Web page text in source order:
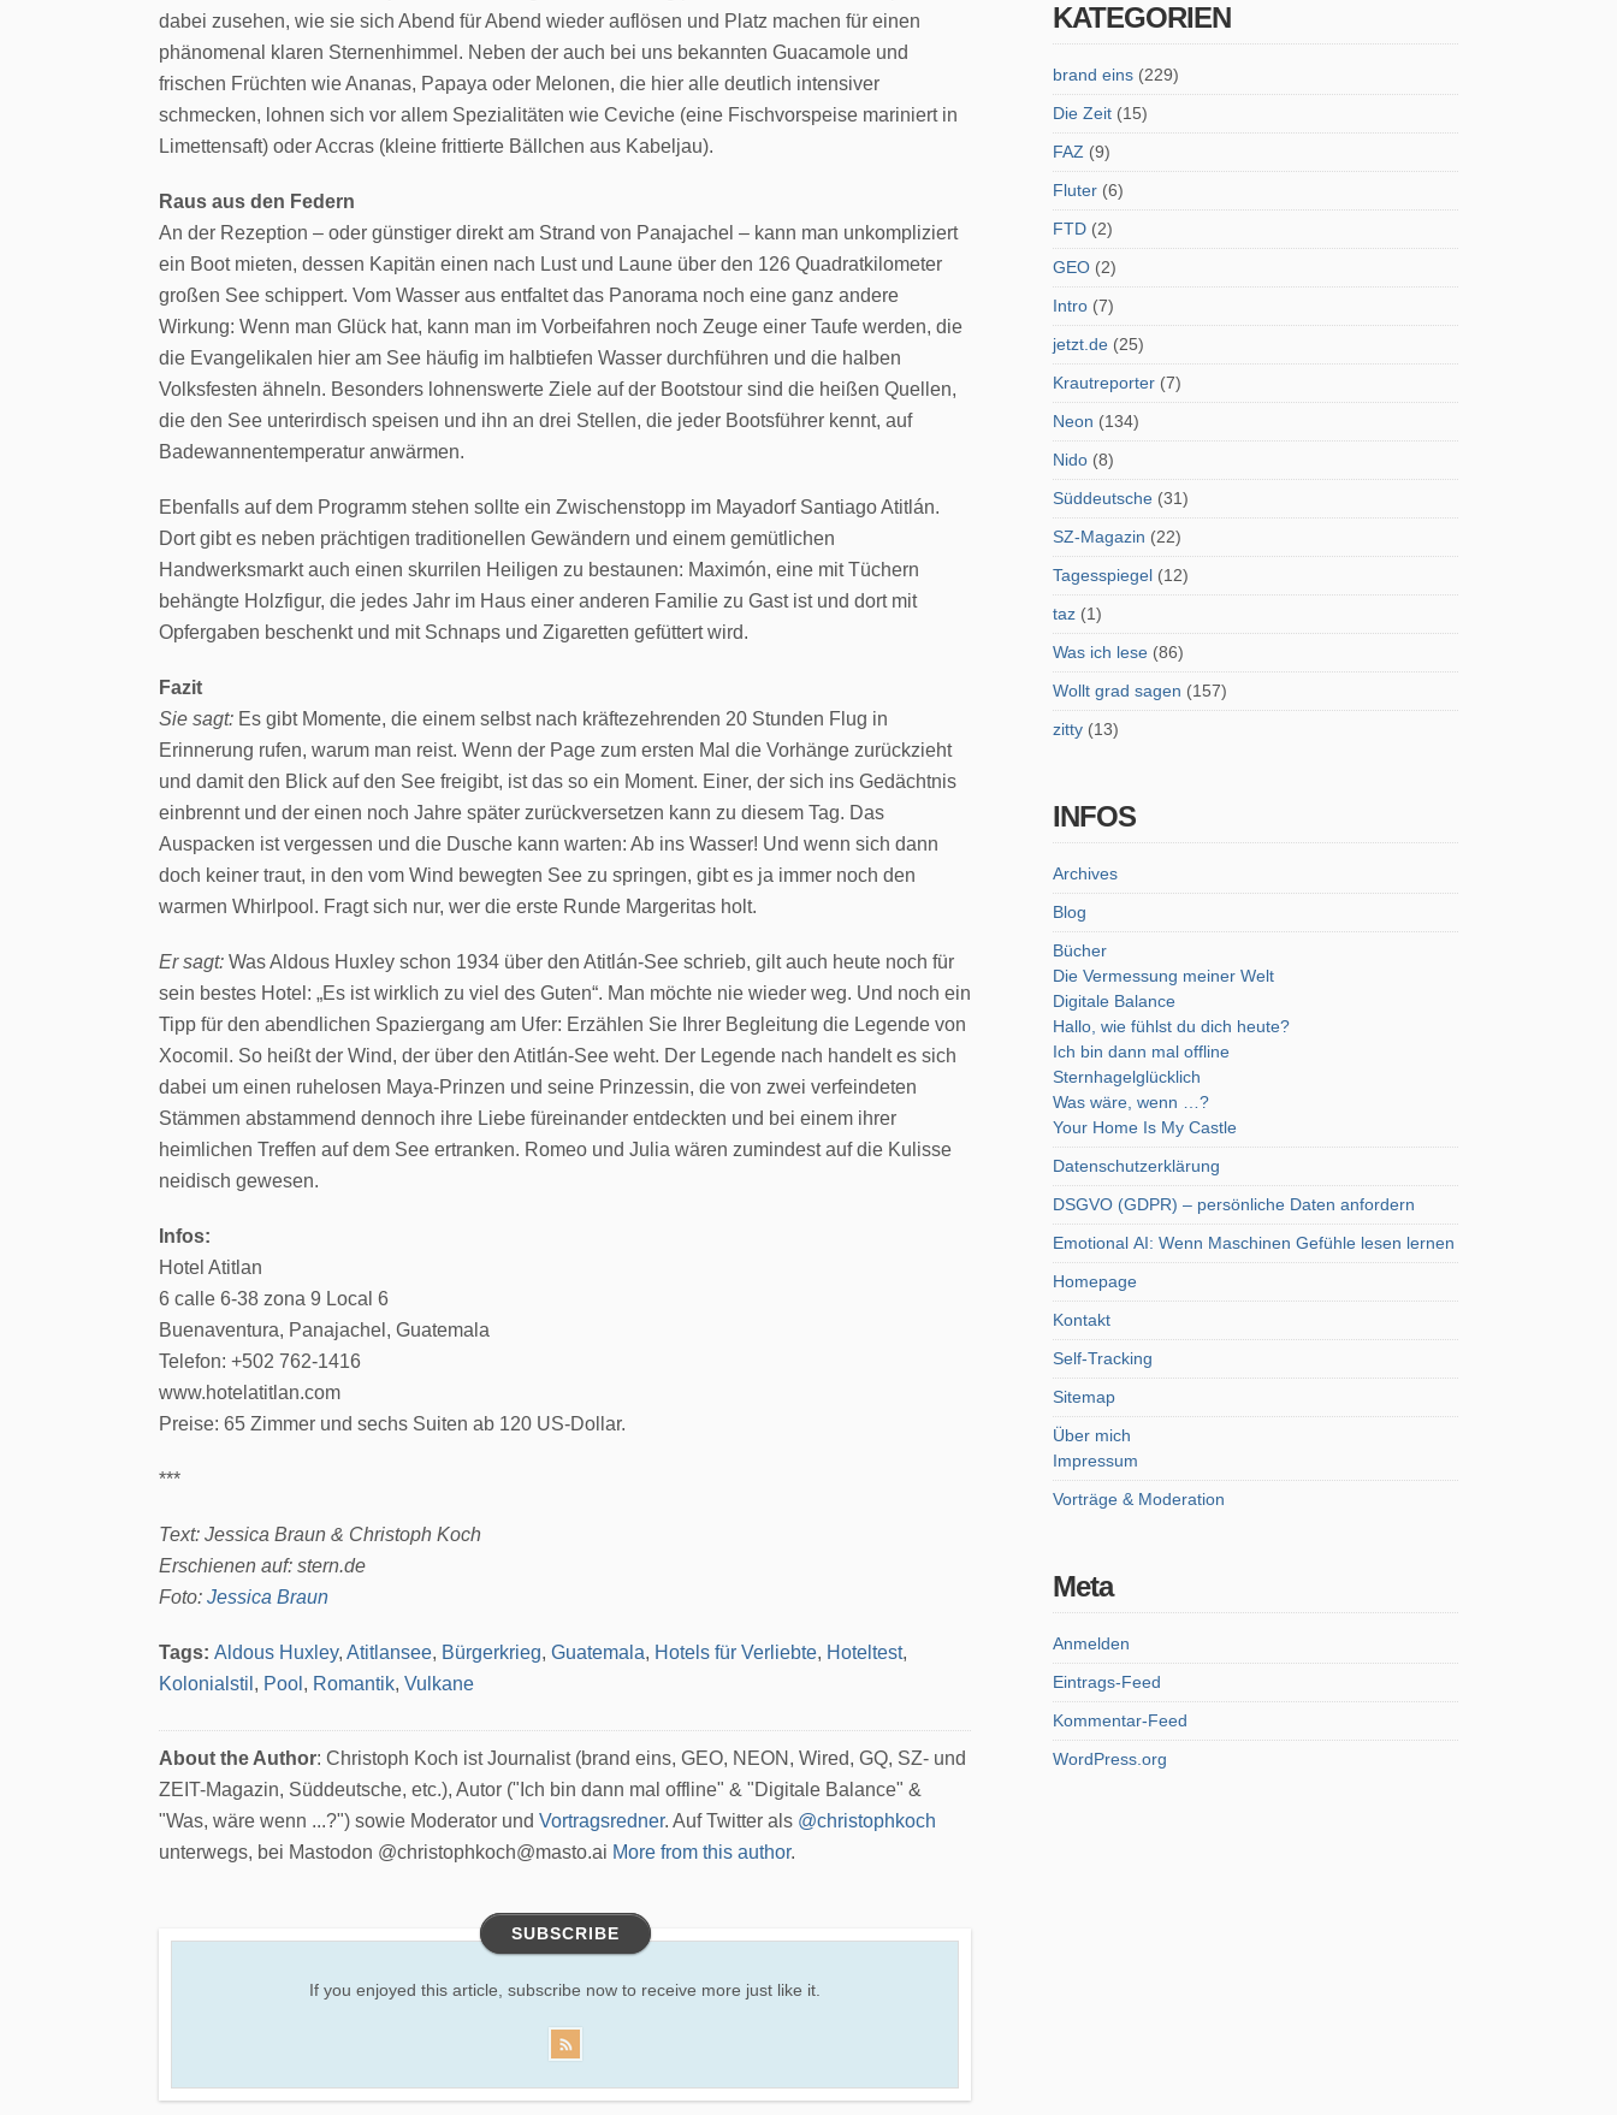
dabei zusehen, wie sie sich Abend für Abend wieder auflösen und Platz machen für einen
phänomenal klaren Sternenhimmel. Neben der auch bei uns bekannten Guacamole und
frischen Früchten wie Ananas, Papaya oder Melonen, die hier alle deutlich intensiver
schmecken, lohnen sich vor allem Spezialitäten wie Ceviche (eine Fischvorspeise mariniert in
Limettensaft) oder Accras (kleine frittierte Bällchen aus Kabeljau).
Raus aus den Federn
An der Rezeption – oder günstiger direkt am Strand von Panajachel – kann man unkompliziert
ein Boot mieten, dessen Kapitän einen nach Lust und Laune über den 126 Quadratkilometer
großen See schippert. Vom Wasser aus entfaltet das Panorama noch eine ganz andere
Wirkung: Wenn man Glück hat, kann man im Vorbeifahren noch Zeuge einer Taufe werden, die
die Evangelikalen hier am See häufig im halbtiefen Wasser durchführen und die halben
Volksfesten ähneln. Besonders lohnenswerte Ziele auf der Bootstour sind die heißen Quellen,
die den See unterirdisch speisen und ihn an drei Stellen, die jeder Bootsführer kennt, auf
Badewannentemperatur anwärmen.
Ebenfalls auf dem Programm stehen sollte ein Zwischenstopp im Mayadorf Santiago Atitlán.
Dort gibt es neben prächtigen traditionellen Gewändern und einem gemütlichen
Handwerksmarkt auch einen skurrilen Heiligen zu bestaunen: Maximón, eine mit Tüchern
behängte Holzfigur, die jedes Jahr im Haus einer anderen Familie zu Gast ist und dort mit
Opfergaben beschenkt und mit Schnaps und Zigaretten gefüttert wird.
Fazit
Sie sagt: Es gibt Momente, die einem selbst nach kräftezehrenden 20 Stunden Flug in
Erinnerung rufen, warum man reist. Wenn der Page zum ersten Mal die Vorhänge zurückzieht
und damit den Blick auf den See freigibt, ist das so ein Moment. Einer, der sich ins Gedächtnis
einbrennt und der einen noch Jahre später zurückversetzen kann zu diesem Tag. Das
Auspacken ist vergessen und die Dusche kann warten: Ab ins Wasser! Und wenn sich dann
doch keiner traut, in den vom Wind bewegten See zu springen, gibt es ja immer noch den
warmen Whirlpool. Fragt sich nur, wer die erste Runde Margeritas holt.
Er sagt: Was Aldous Huxley schon 1934 über den Atitlán-See schrieb, gilt auch heute noch für
sein bestes Hotel: „Es ist wirklich zu viel des Guten“. Man möchte nie wieder weg. Und noch ein
Tipp für den abendlichen Spaziergang am Ufer: Erzählen Sie Ihrer Begleitung die Legende von
Xocomil. So heißt der Wind, der über den Atitlán-See weht. Der Legende nach handelt es sich
dabei um einen ruhelosen Maya-Prinzen und seine Prinzessin, die von zwei verfeindeten
Stämmen abstammend dennoch ihre Liebe füreinander entdeckten und bei einem ihrer
heimlichen Treffen auf dem See ertranken. Romeo und Julia wären zumindest auf die Kulisse
neidisch gewesen.
Infos:
Hotel Atitlan
6 calle 6-38 zona 9 Local 6
Buenaventura, Panajachel, Guatemala
Telefon: +502 762-1416
www.hotelatitlan.com
Preise: 65 Zimmer und sechs Suiten ab 120 US-Dollar.
***
Text: Jessica Braun & Christoph Koch
Erschienen auf: stern.de
Foto: Jessica Braun
Tags: Aldous Huxley, Atitlansee, Bürgerkrieg, Guatemala, Hotels für Verliebte, Hoteltest,
Kolonialstil , Pool , Romantik, Vulkane
About the Author: Christoph Koch ist Journalist (brand eins, GEO, NEON, Wired, GQ, SZ- und
ZEIT-Magazin, Süddeutsche, etc.), Autor ("Ich bin dann mal offline" & "Digitale Balance" &
"Was, wäre wenn ...?") sowie Moderator und Vortragsredner. Auf Twitter als @christophkoch
unterwegs, bei Mastodon @christophkoch@masto.ai More from this author.
SUBSCRIBE
If you enjoyed this article, subscribe now to receive more just like it.
KATEGORIEN
brand eins(229)
Die Zeit(15)
FAZ (9)
Fluter(6)
FTD(2)
GEO(2)
Intro(7)
jetzt.de(25)
Krautreporter(7)
Neon (134)
Nido(8)
Süddeutsche(31)
SZ-Magazin (22)
Tagesspiegel(12)
taz(1)
Was ich lese(86)
Wollt grad sagen (157)
zitty(13)
INFOS
Archives
Blog
Bücher
Die Vermessung meiner Welt
Digitale Balance
Hallo, wie fühlst du dich heute?
Ich bin dann mal offline
Sternhagelglücklich
Was wäre, wenn …?
Your Home Is My Castle
Datenschutzerklärung
DSGVO (GDPR) – persönliche Daten anfordern
Emotional AI: Wenn Maschinen Gefühle lesen lernen
Homepage
Kontakt
Self-Tracking
Sitemap
Über mich
Impressum
Vorträge & Moderation
Meta
Anmelden
Eintrags-Feed
Kommentar-Feed
WordPress.org